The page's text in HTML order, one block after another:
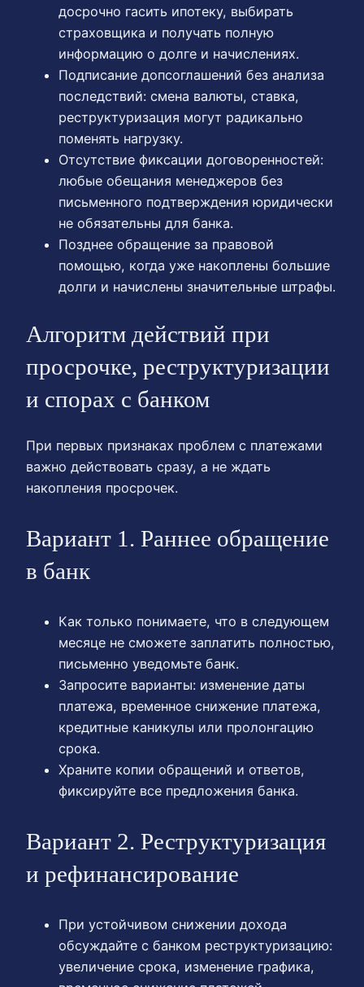
досрочно гасить ипотеку, выбирать
страховщика и получать полную
информацию о долге и начислениях.
Подписание допсоглашений без анализа
последствий: смена валюты, ставка,
реструктуризация могут радикально
поменять нагрузку.
Отсутствие фиксации договоренностей:
любые обещания менеджеров без
письменного подтверждения юридически
не обязательны для банка.
Позднее обращение за правовой
помощью, когда уже накоплены большие
долги и начислены значительные штрафы.
Алгоритм действий при
просрочке, реструктуризации
и спорах с банком
При первых признаках проблем с платежами
важно действовать сразу, а не ждать
накопления просрочек.
Вариант 1. Раннее обращение
в банк
Как только понимаете, что в следующем
месяце не сможете заплатить полностью,
письменно уведомьте банк.
Запросите варианты: изменение даты
платежа, временное снижение платежа,
кредитные каникулы или пролонгацию
срока.
Храните копии обращений и ответов,
фиксируйте все предложения банка.
Вариант 2. Реструктуризация
и рефинансирование
При устойчивом снижении дохода
обсуждайте с банком реструктуризацию:
увеличение срока, изменение графика,